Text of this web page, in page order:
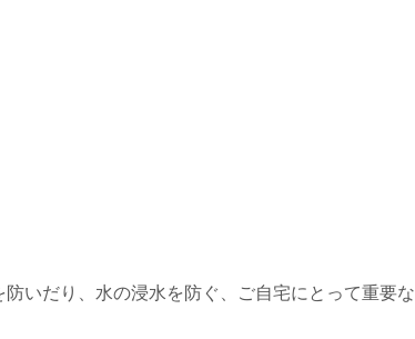
いだり、水の浸水を防ぐ、ご自宅にとって重要な